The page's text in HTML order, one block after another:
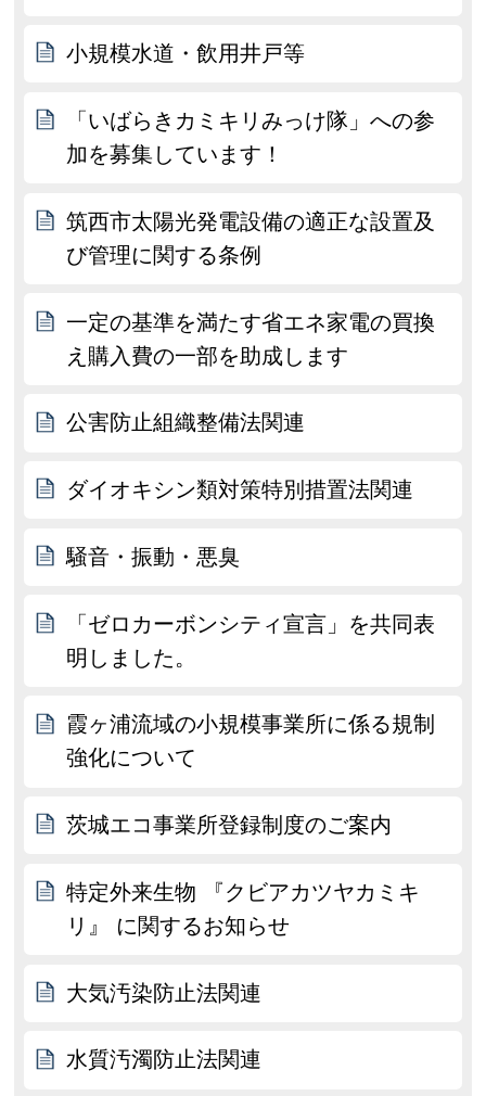
小規模水道・飲用井戸等
「いばらきカミキリみっけ隊」への参
加を募集しています！
筑西市太陽光発電設備の適正な設置及
び管理に関する条例
一定の基準を満たす省エネ家電の買換
え購入費の一部を助成します
公害防止組織整備法関連
ダイオキシン類対策特別措置法関連
騒音・振動・悪臭
「ゼロカーボンシティ宣言」を共同表
明しました。
霞ヶ浦流域の小規模事業所に係る規制
強化について
茨城エコ事業所登録制度のご案内
特定外来生物 『クビアカツヤカミキ
リ』 に関するお知らせ
大気汚染防止法関連
水質汚濁防止法関連